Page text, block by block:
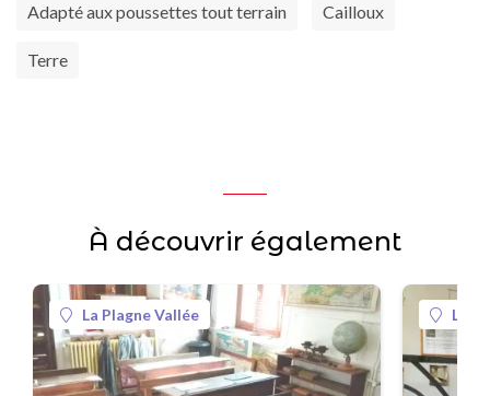
Adapté aux poussettes tout terrain
Cailloux
Terre
À découvrir également
La Plagne Vallée La